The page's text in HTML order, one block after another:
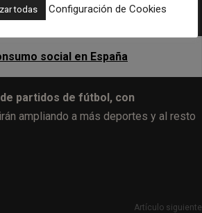
social en España
partidos de fútbol, con
ampliando a más deportes y al resto
Artículo siguiente
todas Configuración de Cookies